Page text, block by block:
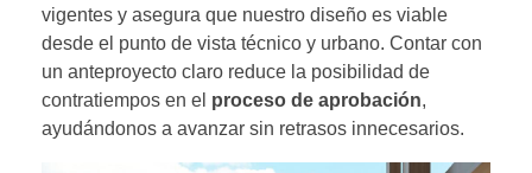
vigentes y asegura que nuestro diseño es viable
desde el punto de vista técnico y urbano. Contar con
un anteproyecto claro reduce la posibilidad de
contratiempos en el proceso de aprobación,
ayudándonos a avanzar sin retrasos innecesarios.